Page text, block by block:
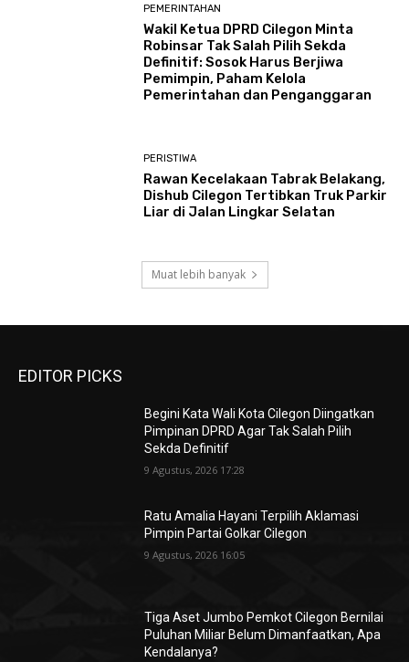
PEMERINTAHAN
Wakil Ketua DPRD Cilegon Minta
Robinsar Tak Salah Pilih Sekda
Definitif: Sosok Harus Berjiwa
Pemimpin, Paham Kelola
Pemerintahan dan Penganggaran
PERISTIWA
Rawan Kecelakaan Tabrak Belakang,
Dishub Cilegon Tertibkan Truk Parkir
Liar di Jalan Lingkar Selatan
Muat lebih banyak
EDITOR PICKS
Begini Kata Wali Kota Cilegon Diingatkan
Pimpinan DPRD Agar Tak Salah Pilih
Sekda Definitif
9 Agustus, 2026 17:28
Ratu Amalia Hayani Terpilih Aklamasi
Pimpin Partai Golkar Cilegon
9 Agustus, 2026 16:05
Tiga Aset Jumbo Pemkot Cilegon Bernilai
Puluhan Miliar Belum Dimanfaatkan, Apa
Kendalanya?